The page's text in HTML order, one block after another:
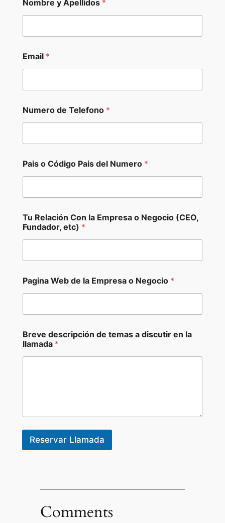
d
e
l
a
m
a
a
Nombre y Apellidos *
Email *
Numero de Telefono *
Pais o Código Pais del Numero *
Tu Relación Con la Empresa o Negocio (CEO,
Fundador, etc) *
Pagina Web de la Empresa o Negocio *
Breve descripción de temas a discutir en la
llamada *
Reservar Llamada
Comments